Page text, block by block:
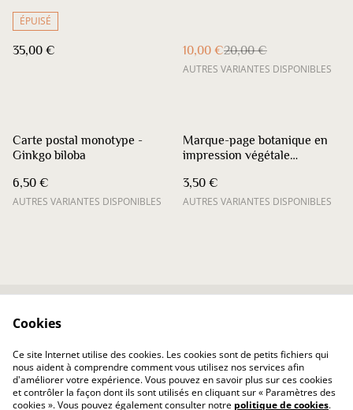
ÉPUISÉ
35,00 € 10,00 €20,00 €
AUTRES VARIANTES DISPONIBLES
Carte postal monotype -
Ginkgo biloba
6,50 €
AUTRES VARIANTES DISPONIBLES
Marque-page botanique en
impression végétale
quatre feuilles
3,50 €
AUTRES VARIANTES DISPONIBLES
confidentialité
Cookies
Ce site Internet utilise des cookies. Les cookies sont de petits fichiers qui
nous aident à comprendre comment vous utilisez nos services afin
d'améliorer votre expérience. Vous pouvez en savoir plus sur ces cookies
et contrôler la façon dont ils sont utilisés en cliquant sur « Paramètres des
cookies ». Vous pouvez également consulter notre politique de cookies.